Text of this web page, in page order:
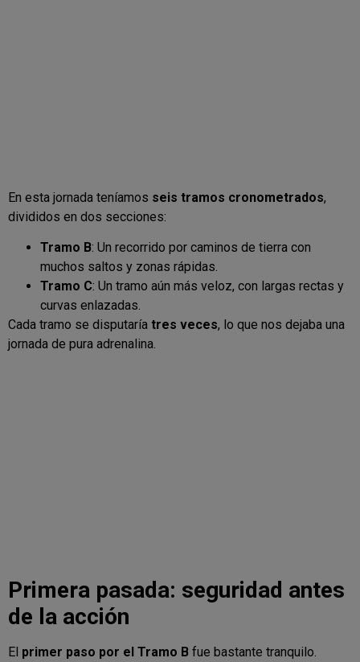
En esta jornada teníamos seis tramos cronometrados,
divididos en dos secciones:
Tramo B: Un recorrido por caminos de tierra con
muchos saltos y zonas rápidas.
Tramo C: Un tramo aún más veloz, con largas rectas y
curvas enlazadas.
Cada tramo se disputaría tres veces, lo que nos dejaba una
jornada de pura adrenalina.
Primera pasada: seguridad antes
de la acción
El primer paso por el Tramo B fue bastante tranquilo.